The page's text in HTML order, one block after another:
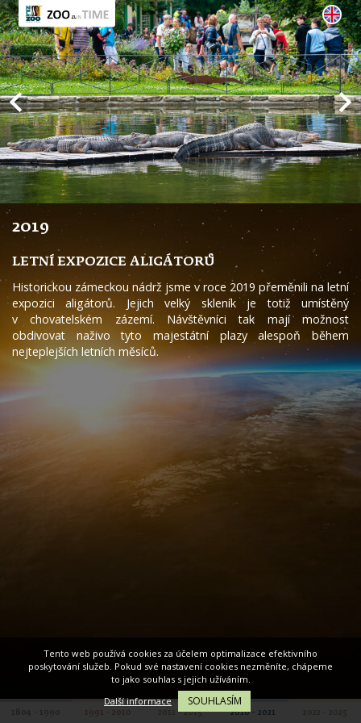
2019
LETNÍ EXPOZICE ALIGÁTORŮ
Historickou zámeckou nádrž jsme v roce 2019 přeměnili na letní
expozici aligátorů. Jejich velký skleník je totiž umístěný
v chovatelském zázemí. Návštěvníci tak mají možnost
obdivovat naživo tyto majestátní plazy alespoň během
nejteplejších letních měsíců.
2011 - 2015 2016 - 2021
Tento web používá cookies za účelem optimalizace efektivního
poskytování služeb. Pokud své nastavení cookies nezměníte, chápeme
to jako souhlas s jejich užíváním.
Další informace
SOUHLASÍM